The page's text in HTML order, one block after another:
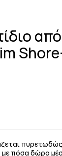
με πόσα δώρα